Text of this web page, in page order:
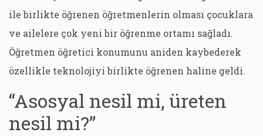
ile birlikte öğrenen öğretmenlerin olması çocuklara
ve ailelere çok yeni bir öğrenme ortamı sağladı.
Öğretmen öğretici konumunu aniden kaybederek
özellikle teknolojiyi birlikte öğrenen haline geldi.
“Asosyal nesil mi, üreten
nesil mi?”